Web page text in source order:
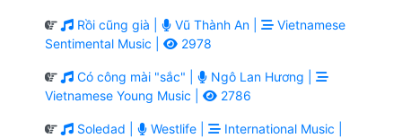
Rồi cũng già | Vũ Thành An |
Vietnamese
Sentimental Music |
2978
Có công mài "sắc" |
Ngô Lan Hương |
Vietnamese Young Music |
2786
Soledad | Westlife |
International Music |